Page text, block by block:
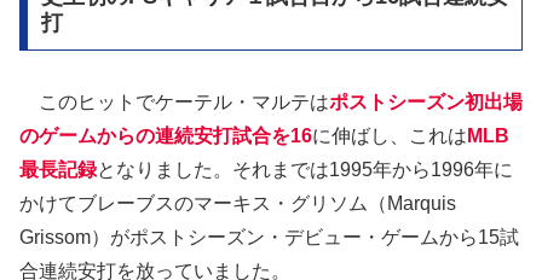
打
このヒットでケーテル・マルテはポストシーズン初出場
のゲームからの連続安打試合を16に伸ばし、これは MLB
最長記録となりました。それまでは1995年から1996年に
かけてブレーブスのマーキス・グリソム（Marquis
Grissom）がポストシーズン・デビュー・ゲームから15試
合連続安打を放っていました。